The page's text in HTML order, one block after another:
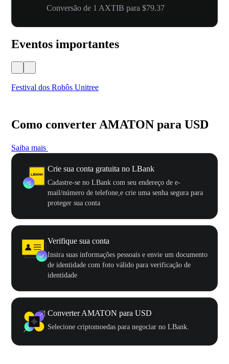
Conversão de 1 AXTIB para $79.37
Eventos importantes
Festival dos Robôs Unitree
Como converter AMATON para USD
Saiba mais
Crie sua conta gratuita no LBank
Cadastre-se no LBank com seu endereço de e-
mail/número de telefone,e crie uma senha segura para
proteger sua conta
Verifique sua conta
Insira suas informações pessoais e envie um documento
de identidade com foto válido para verificação de
identidade
Converter AMATON para USD
Selecione criptomoedas para negociar no LBank.